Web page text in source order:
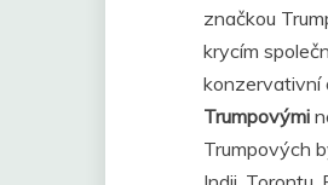
značkou
krycím
konzervativní
Trumpovými
Trumpových